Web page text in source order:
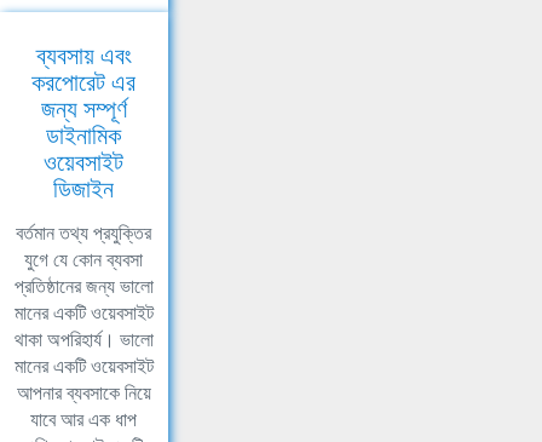
ব্যবসায় এবং
করপোরেট এর
জন্য সম্পূর্ণ
ডাইনামিক
ওয়েবসাইট
ডিজাইন
বর্তমান তথ্য প্রযুক্তির
যুগে যে কোন ব্যবসা
প্রতিষ্ঠানের জন্য ভালো
মানের একটি ওয়েবসাইট
থাকা অপরিহার্য। ভালো
মানের একটি ওয়েবসাইট
আপনার ব্যবসাকে নিয়ে
যাবে আর এক ধাপ